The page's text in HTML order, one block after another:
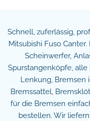
Schnell, zuferlässig,
Mitsubishi Fuso
Scheinwerfer,
Spurstangenköpfe, alle
Lenkung, Bremsen
Bremssattel,
für die Bremsen
bestellen. Wir